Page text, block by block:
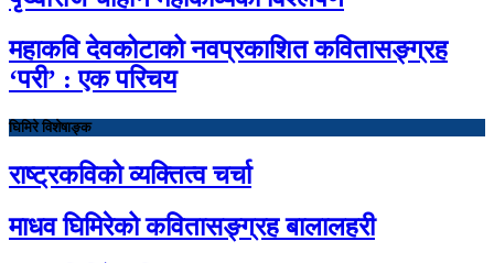
महाकवि देवकोटाको नवप्रकाशित कवितासङ्ग्रह
‘परी’ : एक परिचय
घिमिरे विशेषाङ्क
राष्ट्रकविको व्यक्तित्व चर्चा
माधव घिमिरेको कवितासङ्ग्रह बालालहरी